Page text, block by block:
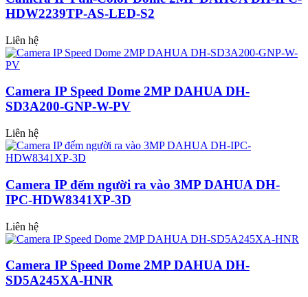
HDW2239TP-AS-LED-S2
Liên hệ
Camera IP Speed Dome 2MP DAHUA DH-
SD3A200-GNP-W-PV
Liên hệ
Camera IP đếm người ra vào 3MP DAHUA DH-
IPC-HDW8341XP-3D
Liên hệ
Camera IP Speed Dome 2MP DAHUA DH-
SD5A245XA-HNR